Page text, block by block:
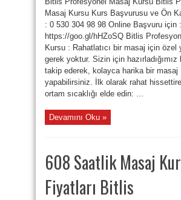
Masaj Kursu Kurs Başvurusu ve Ön
: 0 530 304 98 98 Online Başvuru için :
https://goo.gl/hHZoSQ Bitlis
Kursu : Rahatlatıcı bir masaj için özel
gerek yoktur. Sizin için hazırladığımız
takip ederek, kolayca harika bir masaj
yapabilirsiniz. İlk olarak rahat
ortam sıcaklığı elde edin: ...
Devamını Oku »
608 Saatlik Masaj
Fiyatları Bitlis